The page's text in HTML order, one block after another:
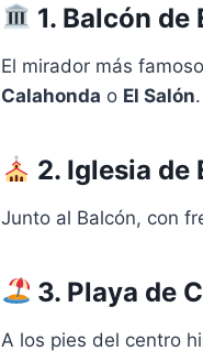
1. Balcón de
El mirador más
Calahonda o El Salón.
2. Iglesia de
Junto al Balcón, con
3. Playa de
A los pies del centro